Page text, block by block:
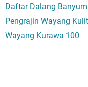
Daftar Dalang
Pengrajin Wayang
Wayang Kurawa 100